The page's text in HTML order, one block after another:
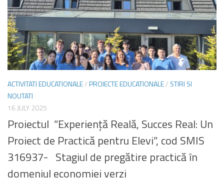
ACTIVITATI EDUCATIONALE/PROIECTE EDUCATIONALE/ STIRI SI
NOUTATI
16 JULY 2025
Proiectul ”Experiență Reală, Succes Real: Un
Proiect de Practică pentru Elevi”, cod SMIS
316937- Stagiul de pregătire practică în
domeniul economiei verzi